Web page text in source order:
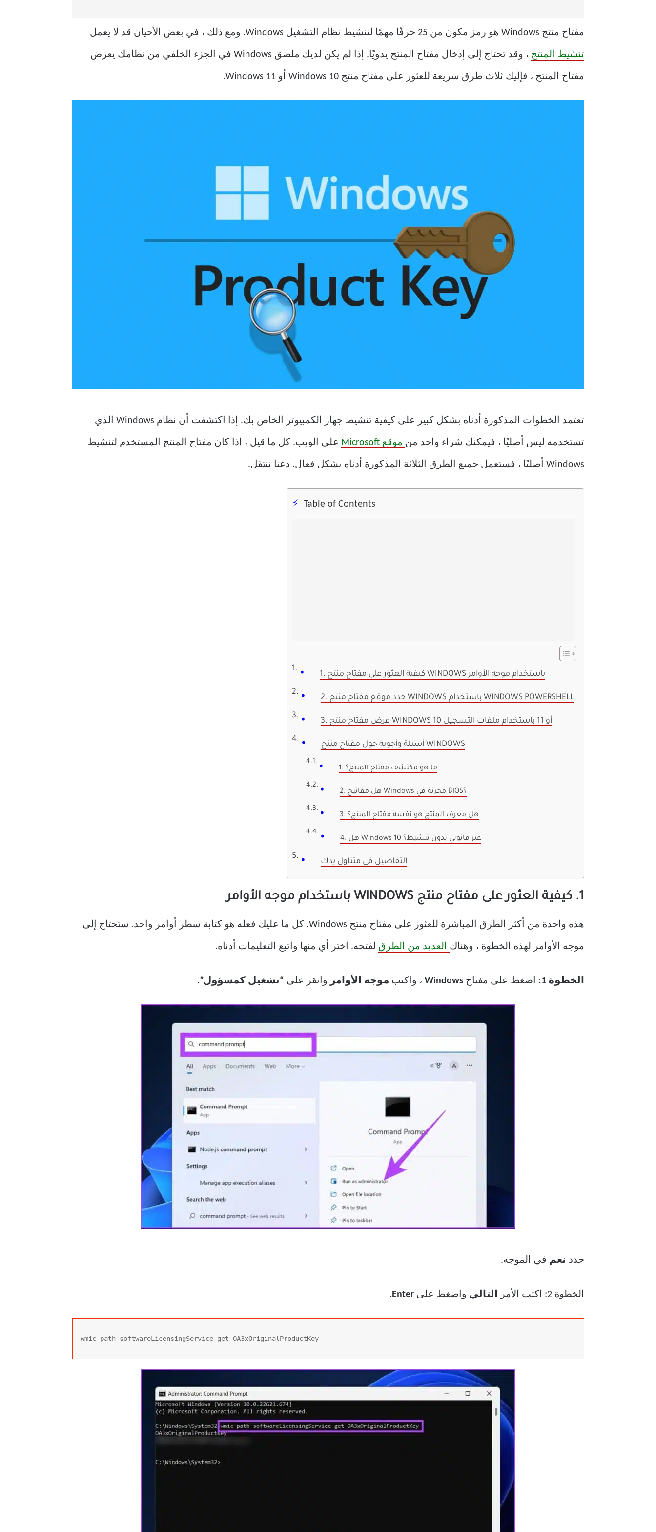
مفتاح منتج Windows هو رمز مكون من 25 حرفًا مهمًا لتنشيط نظام التشغيل Windows. ومع ذلك ، في بعض الأحيان قد لا يعمل
تنشيط المنتج ، وقد تحتاج إلى إدخال مفتاح المنتج يدويًا. إذا لم يكن لديك ملصق Windows في الجزء الخلفي من نظامك يعرض
مفتاح المنتج ، فإليك ثلاث طرق سريعة للعثور على مفتاح منتج Windows 10 أو Windows 11.
تعتمد الخطوات المذكورة أدناه بشكل كبير على كيفية تنشيط جهاز الكمبيوتر الخاص بك. إذا اكتشفت أن نظام Windows الذي
تستخدمه ليس أصليًا ، فيمكنك شراء واحد من موقع Microsoft على الويب. كل ما قيل ، إذا كان مفتاح المنتج المستخدم لتنشيط
Windows أصليًا ، فستعمل جميع الطرق الثلاثة المذكورة أدناه بشكل فعال. دعنا ننتقل.
Table of Contents
1. كيفية العثور على مفتاح منتج WINDOWS باستخدام موجه الأوامر
2. حدد موقع مفتاح منتج WINDOWS باستخدام WINDOWS POWERSHELL
3. عرض مفتاح منتج WINDOWS 10 أو 11 باستخدام ملفات التسجيل
أسئلة وأجوبة حول مفتاح منتج WINDOWS
1. ما هو مكتشف مفتاح المنتج؟
2. هل مفاتيح Windows مخزنة في BIOS؟
3. هل معرف المنتج هو نفسه مفتاح المنتج؟
4. هل Windows 10 غير قانوني بدون تنشيط؟
التفاصيل في متناول يدك
1. كيفية العثور على مفتاح منتج WINDOWS باستخدام موجه الأوامر
هذه واحدة من أكثر الطرق المباشرة للعثور على مفتاح منتج Windows. كل ما عليك فعله هو كتابة سطر أوامر واحد. ستحتاج إلى
موجه الأوامر لهذه الخطوة ، وهناك العديد من الطرق لفتحه. اختر أي منها واتبع التعليمات أدناه.
الخطوة 1: اضغط على مفتاح Windows ، واكتب موجه الأوامر وانقر على “تشغيل كمسؤول”.
حدد نعم في الموجه.
الخطوة 2: اكتب الأمر التالي واضغط على Enter.
wmic path softwareLicensingService get OA3xOriginalProductKey